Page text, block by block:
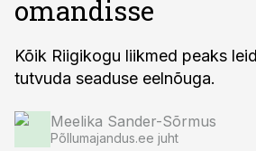
omandisse
Kõik Riigikogu liikmed peaks
tutvuda seaduse eelnõuga.
Meelika Sander-Sõrmus
Põllumajandus.ee juht